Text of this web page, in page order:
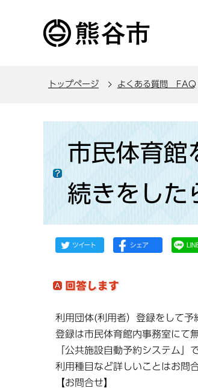
トップページ よくある質問 FAQ
市民体育館
続きをした
利用団体(利用者）登録をして予
登録は市民体育館内事務室にて
「公共施設自動予約システム
利用種目など詳しいことはお問
【お問合せ】